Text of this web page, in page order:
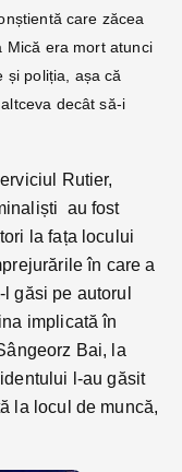
care zăcea
Mică era mort atunci
și poliția, așa că
decât să-i
Rutier,
au fost
la fața locului
în care a
găsi pe autorul
implicată în
Bai, la
l-au găsit
la locul de muncă,